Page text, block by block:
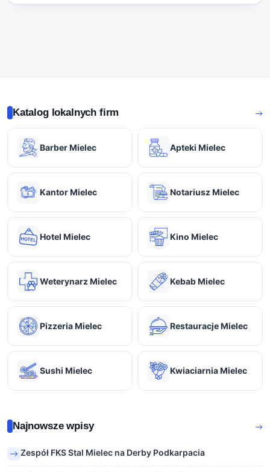
Katalog lokalnych firm
Barber Mielec Apteki Mielec
Kantor Mielec Notariusz Mielec
Hotel Mielec Kino Mielec
Weterynarz Mielec Kebab Mielec
Pizzeria Mielec Restauracje Mielec
Sushi Mielec Kwiaciarnia Mielec
Najnowsze wpisy
Zespół FKS Stal Mielec na Derby Podkarpacia